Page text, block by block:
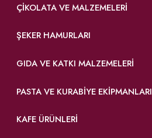
ÇIKOLATA VE MALZEMELERI
ŞEKER HAMURLARI
GIDA VE KATKI MALZEMELERI
PASTA VE KURABIYE EKIPMANLARI
KAFE ÜRÜNLERI